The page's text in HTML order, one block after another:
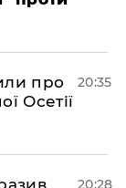
про
Осетії
20:35
20:28